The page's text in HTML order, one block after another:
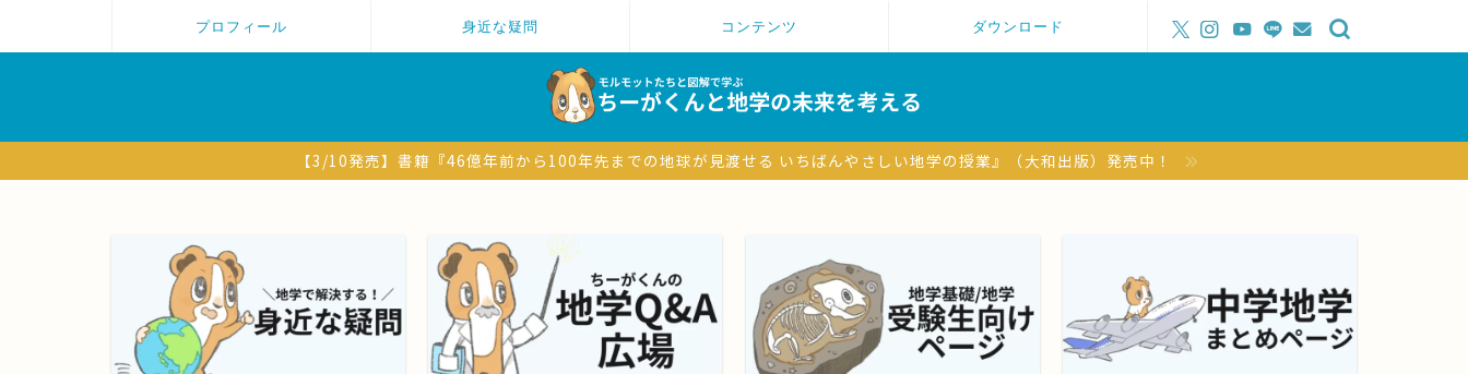
プロフィール 身近な疑問 コンテンツ ダウンロード
【3/10発売】書籍『46億年前から100年先までの地球が見渡せる いちばんやさしい地学の授業』（大和出版）発売中！